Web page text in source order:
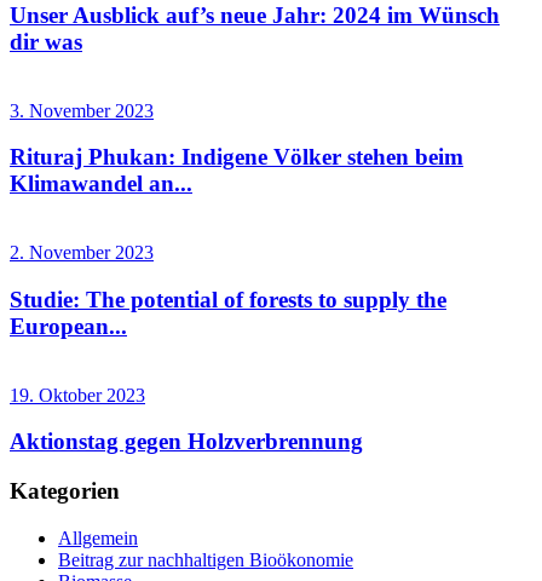
Unser Ausblick auf’s neue Jahr: 2024 im Wünsch
dir was
3. November 2023
Rituraj Phukan: Indigene Völker stehen beim
Klimawandel an...
2. November 2023
Studie: The potential of forests to supply the
European...
19. Oktober 2023
Aktionstag gegen Holzverbrennung
Kategorien
Allgemein
Beitrag zur nachhaltigen Bioökonomie